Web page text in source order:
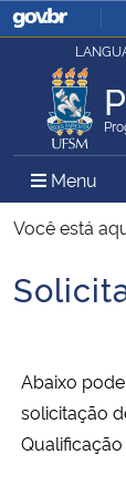
Ministério da
Ministério da
Ministério das
Ministério da
Ministério da
Ministério da
Menu
Você está
Início do
Abaixo
solicitação
Qualificação